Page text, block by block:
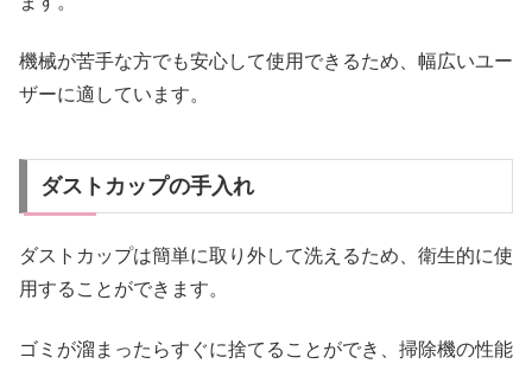
機械が苦手な方でも安心して使用できるため、幅広いユー
ザーに適しています。
ダストカップの手入れ
ダストカップは簡単に取り外して洗えるため、衛生的に使
用することができます。
ゴミが溜まったらすぐに捨てることができ、掃除機の性能